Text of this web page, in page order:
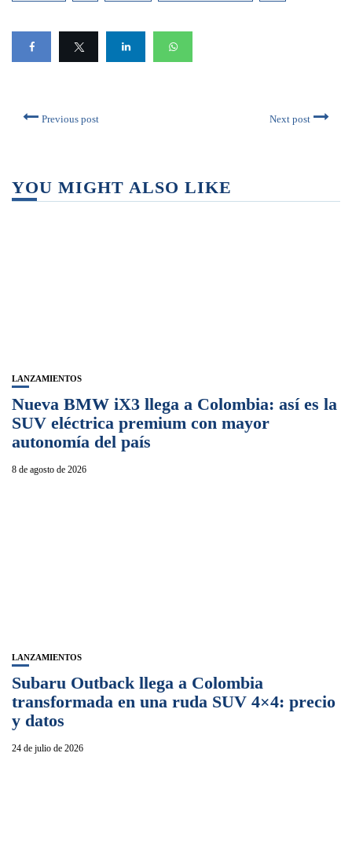
Previous post Next post
YOU MIGHT ALSO LIKE
LANZAMIENTOS
Nueva BMW iX3 llega a Colombia: así es la
SUV eléctrica premium con mayor
autonomía del país
8 de agosto de 2026
LANZAMIENTOS
Subaru Outback llega a Colombia
transformada en una ruda SUV 4×4: precio
y datos
24 de julio de 2026